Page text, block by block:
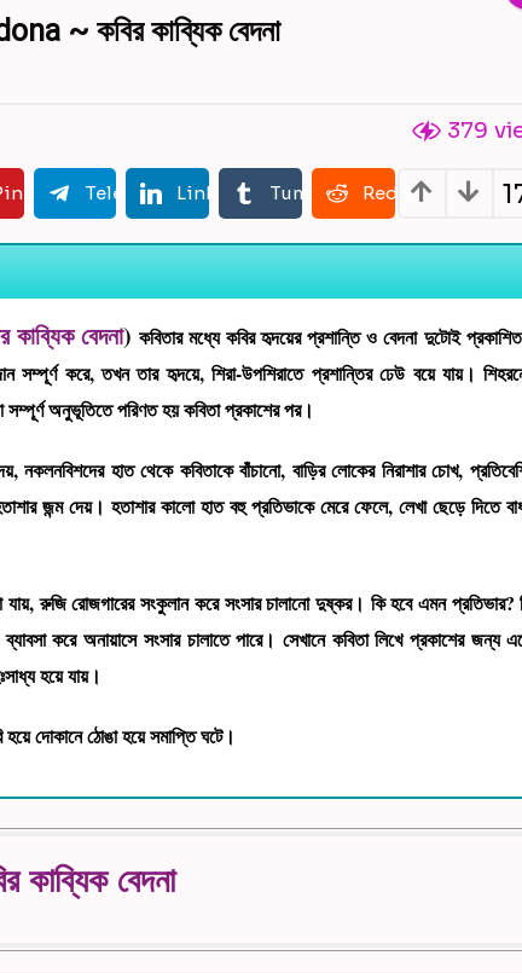
~ কবির কাব্যিক বেদনা
379
Telegram LinkedIn Tumblr Reddit
কাব্যিক বেদনা)কবিতার মধ্যে কবির হৃদয়ের প্রশান্তি ও বেদনা দুটোই
করে, তখন তার হৃদয়ে, শিরা-উপশিরাতে প্রশান্তির ঢেউ বয়ে যায়।
সম্পূর্ণ অনুভূতিতে পরিণত হয় কবিতা প্রকাশের পর।
নকলনবিশদের হাত থেকে কবিতাকে বাঁচানো, বাড়ির লোকের নিরাশার চোখ,
জন্ম দেয়। হতাশার কালো হাত বহু প্রতিভাকে মেরে ফেলে, লেখা ছেড়ে দিতে
রুজি রোজগারের সংকুলান করে সংসার চালানো দুষ্কর। কি হবে এমন প্রতিভার?
করে অনায়াসে সংসার চালাতে পারে। সেখানে কবিতা লিখে প্রকাশের জন্য
হয়ে যায়।
হয়ে দোকানে ঠোঙা হয়ে সমাপ্তি ঘটে।
কাব্যিক বেদনা